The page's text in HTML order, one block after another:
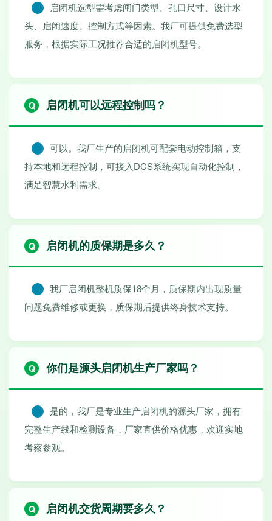
启闭机选型需考虑闸门类型、孔口尺寸、设计水
头、启闭速度、控制方式等因素。我厂可提供免费选型
服务，根据实际工况推荐合适的启闭机型号。
启闭机可以远程控制吗？
可以。我厂生产的启闭机可配套电动控制箱，支
持本地和远程控制，可接入DCS系统实现自动化控制，
满足智慧水利需求。
启闭机的质保期是多久？
我厂启闭机整机质保18个月，质保期内出现质量
问题免费维修或更换，质保期后提供终身技术支持。
你们是源头启闭机生产厂家吗？
是的，我厂是专业生产启闭机的源头厂家，拥有
完整生产线和检测设备，厂家直供价格优惠，欢迎实地
考察参观。
启闭机交货周期要多久？